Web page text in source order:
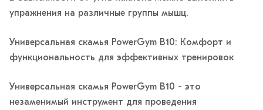
упражнения на различные группы мышц.
Универсальная скамья PowerGym B10: Комфорт и
функциональность для эффективных тренировок
Универсальная скамья PowerGym B10 - это
незаменимый инструмент для проведения